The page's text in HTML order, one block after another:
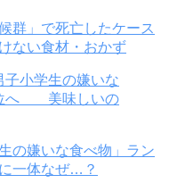
群」で死亡したケース
ない食材・おかず
の嫌いな食べ物」ラン
一体なぜ…？